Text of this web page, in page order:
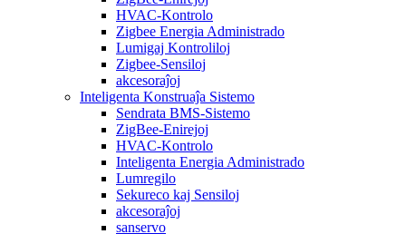
HVAC-Kontrolo
Zigbee Energia Administrado
Lumigaj Kontroliloj
Zigbee-Sensiloj
akcesoraĵoj
Inteligenta Konstruaĵa Sistemo
Sendrata BMS-Sistemo
ZigBee-Enirejoj
HVAC-Kontrolo
Inteligenta Energia Administrado
Lumregilo
Sekureco kaj Sensiloj
akcesoraĵoj
sanservo